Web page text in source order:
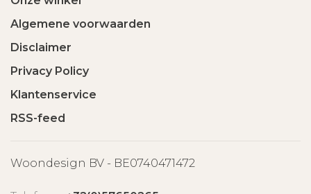
Algemene voorwaarden
Disclaimer
Privacy Policy
Klantenservice
RSS-feed
Woondesign BV - BE0740471472